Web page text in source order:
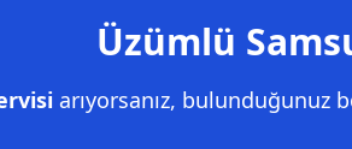
Üzümlü
arıyorsanız, bulunduğunuz